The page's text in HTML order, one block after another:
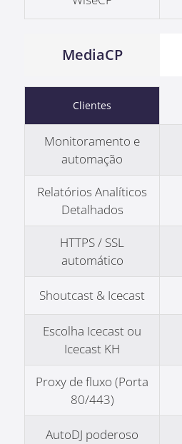
MediaCP
Clientes
Monitoramento e
automação
Relatórios Analíticos
Detalhados
HTTPS / SSL
automático
Shoutcast & Icecast
Escolha Icecast ou
Icecast KH
Proxy de fluxo (Porta
80/443)
AutoDJ poderoso